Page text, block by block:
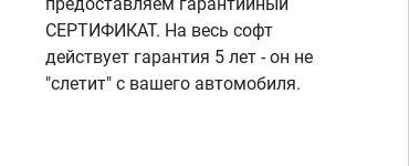
СЕРТИФИКАТ. На весь софт
действует гарантия 5 лет - он не
"слетит" с вашего автомобиля.